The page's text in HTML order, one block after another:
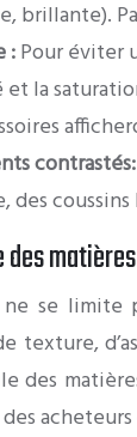
brillante).
:Pour éviter
la
contrastés:
des
des matières
ne se
texture,
des